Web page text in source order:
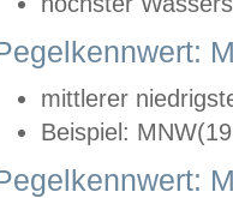
mittlerer
Beispiel: